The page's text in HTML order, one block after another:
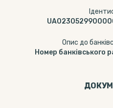
Опис до
Номер банківського